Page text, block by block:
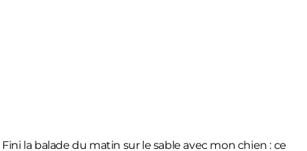
Fini la balade du matin sur le sable avec mon chien : ce